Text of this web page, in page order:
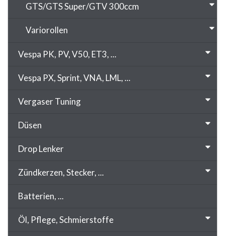
GTS/GTS Super/GTV 300ccm
Variorollen
Vespa PK, PV, V50, ET3, ...
Vespa PX, Sprint, VNA, LML, ...
Vergaser Tuning
Düsen
Drop Lenker
Zündkerzen, Stecker, ...
Batterien, ...
Öl, Pflege, Schmierstoffe